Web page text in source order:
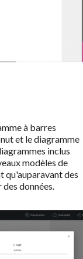
à barres
et le diagramme
inclus
modèles de
qu'auparavant des
données.